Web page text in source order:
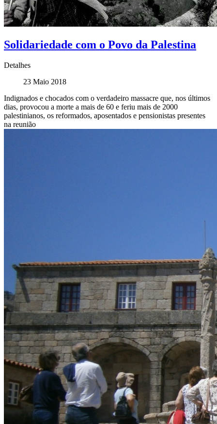
Solidariedade com o Povo da Palestina
Detalhes
23 Maio 2018
Indignados e chocados com o verdadeiro massacre que, nos últimos
dias, provocou a morte a mais de 60 e feriu mais de 2000
palestinianos, os reformados, aposentados e pensionistas presentes
na reunião